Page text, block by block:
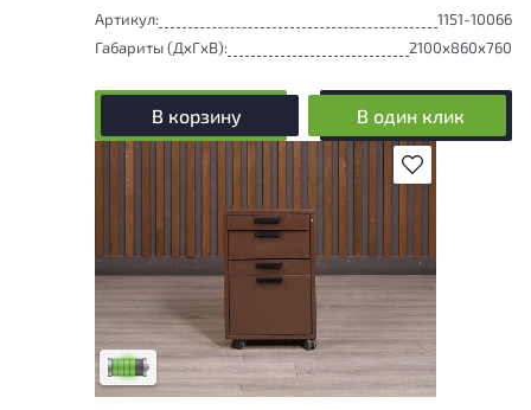
Артикул:
1151-10066
Габариты (ДxГxВ):
2100x860x760
В корзину В один клик
В избранное
У товара присутствуют незначительные
следы эксплуатации, не влияющие на
удобство его использования
Низкая степень износа